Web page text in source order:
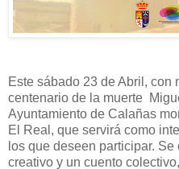
Este sábado 23 de Abril,
centenario de la muerte
Ayuntamiento de Calañas
El Real, que servirá como
los que deseen participar. Se
creativo y un cuento